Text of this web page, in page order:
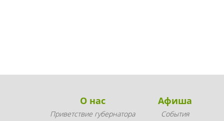
О нас
Приветствие губернатора
Афиша
События